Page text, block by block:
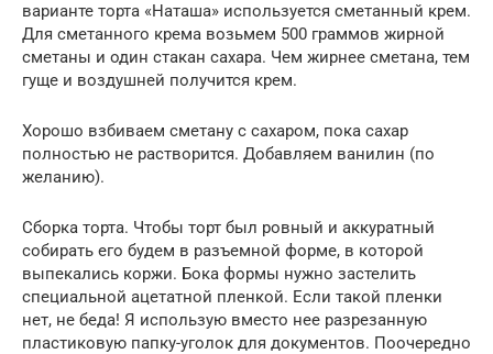
варианте торта «Наташа» используется сметанный крем.
Для сметанного крема возьмем 500 граммов жирной
сметаны и один стакан сахара. Чем жирнее сметана, тем
гуще и воздушней получится крем.
Хорошо взбиваем сметану с сахаром, пока сахар
полностью не растворится. Добавляем ванилин (по
желанию).
Сборка торта. Чтобы торт был ровный и аккуратный
собирать его будем в разъемной форме, в которой
выпекались коржи. Бока формы нужно застелить
специальной ацетатной пленкой. Если такой пленки
нет, не беда! Я использую вместо нее разрезанную
пластиковую папку-уголок для документов. Поочередно